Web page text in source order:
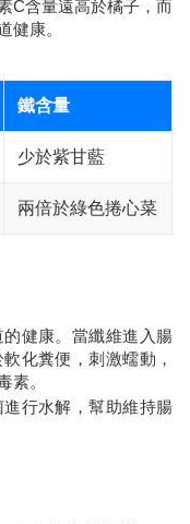
C含量遠高於橘子，而
健康。
鐵含量
少於紫甘藍
兩倍於綠色捲心菜
健康。當纖維進入腸
化糞便，刺激蠕動，
素。
行水解，幫助維持腸